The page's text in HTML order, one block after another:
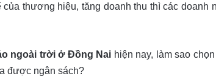
thương hiệu, tăng doanh thu thì các doanh
ngoài trời ở Đồng Nai hiện nay, làm sao
được ngân sách?